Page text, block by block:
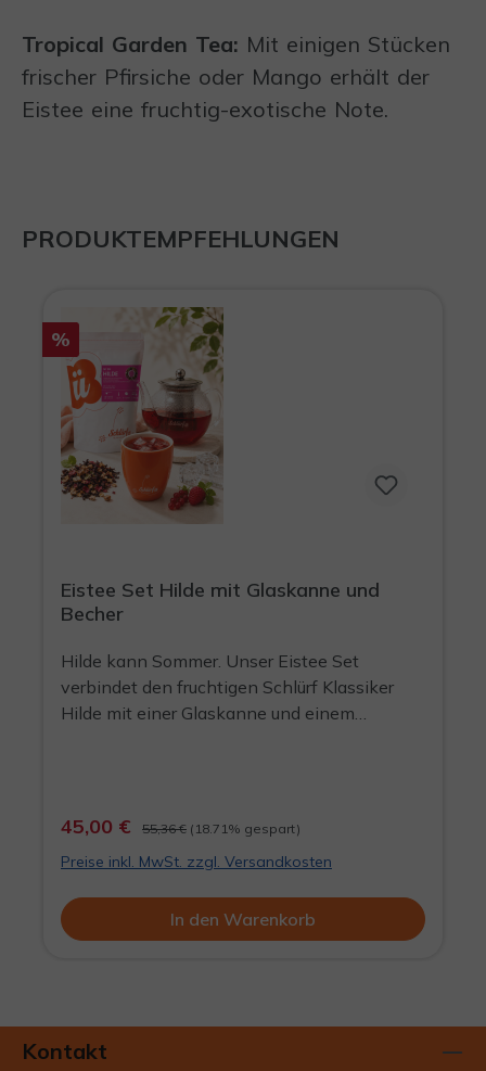
Tropical Garden Tea: Mit einigen Stücken
frischer Pfirsiche oder Mango erhält der
Eistee eine fruchtig-exotische Note.
PRODUKTEMPFEHLUNGEN
%
Eistee Set Hilde mit Glaskanne und
Becher
Hilde kann Sommer. Unser Eistee Set
verbindet den fruchtigen Schlürf Klassiker
Hilde mit einer Glaskanne und einem
Garten, Küche oder Büro. Sommeraktion für
kurze Zeit: mit dem Rabatt gibt es in unserem
Angebot den Becher praktisch kostenlos
dazu! Hilde ist eine aromatisierte
Früchteteemischung mit Rote-Früchte-
Geschmack. In der Tasse zeigt sie sich kräftig
Eistee, der ohne großen Aufwand vorbereitet
werden kann. Aufgießen, ziehen lassen,
45,00 € 55,36 € (18.71% gespart)
Preise inkl. MwSt. zzgl. Versandkosten
In den Warenkorb
Kontakt